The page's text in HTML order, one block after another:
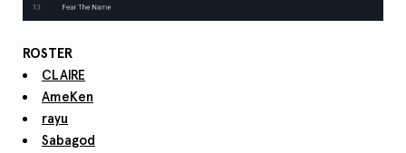
ROSTER
CLAIRE
AmeKen
rayu
Sabagod